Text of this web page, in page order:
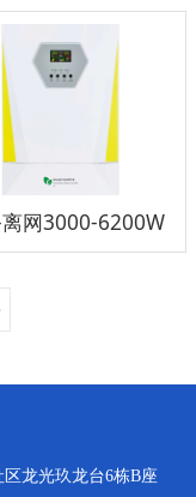
网3000-6200W
龙光玖龙台6栋B座